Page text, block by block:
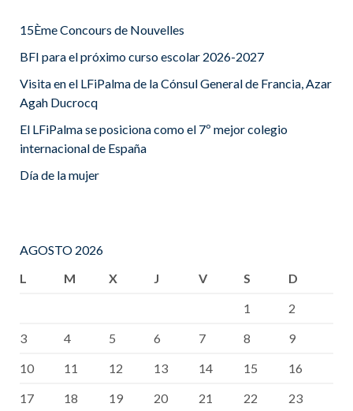
15Ème Concours de Nouvelles
BFI para el próximo curso escolar 2026-2027
Visita en el LFiPalma de la Cónsul General de Francia, Azar
Agah Ducrocq
El LFiPalma se posiciona como el 7º mejor colegio
internacional de España
Día de la mujer
AGOSTO 2026
L
M X J V S
D
1
2
3
4 5 6 7 8
9
10
11 12 13 14 15
16
17
18 19 20 21 22 23